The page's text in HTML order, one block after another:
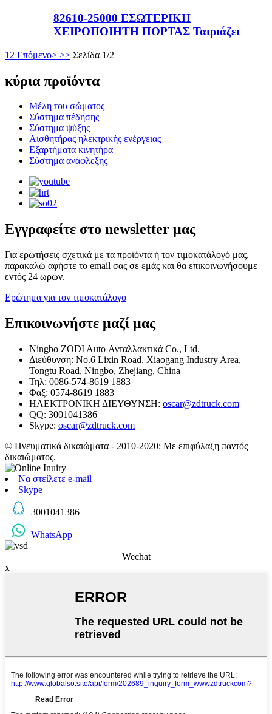
82610-25000 ΕΣΩΤΕΡΙΚΗ
ΧΕΙΡΟΠΟΙΗΤΗ ΠΟΡΤΑΣ Ταιριάζει
1 2 Επόμενο> >> Σελίδα 1/2
κύρια προϊόντα
Μέλη του σώματος
Σύστημα πέδησης
Σύστημα ψύξης
Αισθητήρας ηλεκτρικής ενέργειας
Εξαρτήματα κινητήρα
Σύστημα ανάφλεξης
Εγγραφείτε στο newsletter μας
Για ερωτήσεις σχετικά με τα προϊόντα ή τον τιμοκατάλογό μας,
παρακαλώ αφήστε το email σας σε εμάς και θα επικοινωνήσουμε
εντός 24 ωρών.
Ερώτημα για τον τιμοκατάλογο
Επικοινωνήστε μαζί μας
Ningbo ZODI Auto Ανταλλακτικά Co., Ltd.
Διεύθυνση: No.6 Lixin Road, Xiaogang Industry Area,
Tongtu Road, Ningbo, Zhejiang, China
Τηλ: 0086-574-8619 1883
Φαξ: 0574-8619 1883
ΗΛΕΚΤΡΟΝΙΚΗ ΔΙΕΥΘΥΝΣΗ: oscar@zdtruck.com
QQ: 3001041386
Skype: oscar@zdtruck.com
© Πνευματικά δικαιώματα - 2010-2020: Με επιφύλαξη παντός
δικαιώματος.
Να στείλετε e-mail
Skype
3001041386
WhatsApp
Wechat
x